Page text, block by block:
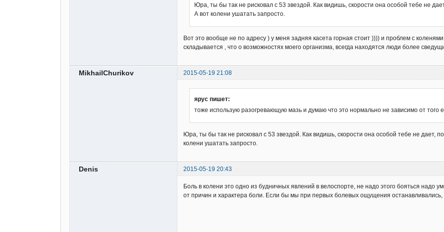
Юра, ты бы так не рисковал с 53 звездой. Как видишь, скорости она особой тебе не
А вот колени ушатать запросто.
Вот это вообще не по адресу ) у меня задняя касета горная стоит )))) и проблем с
складывается , что о возможностях моего организма, всегда находятся люди более
MikhailChurikov 2015-05-19 21:08
ярус пишет:
тоже использую разогревающую мазь и думаю что это нормально не зависимо от того
Юра, ты бы так не рисковал с 53 звездой. Как видишь, скорости она особой тебе не дает,
колени ушатать запросто.
Denis 2015-05-19 20:43
Боль в колени это одно из будничных явлений в велоспорте, не надо этого бояться надо
от причин и характера боли. Если бы мы при первых болевых ощущения